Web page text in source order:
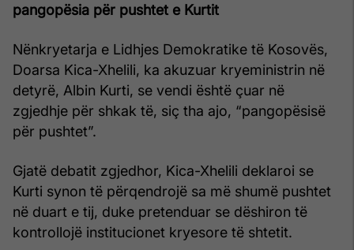
pangopësia për pushtet e Kurtit
Nënkryetarja e Lidhjes Demokratike të Kosovës,
Doarsa Kica-Xhelili, ka akuzuar kryeministrin në
detyrë, Albin Kurti, se vendi është çuar në
zgjedhje për shkak të, siç tha ajo, “pangopësisë
për pushtet”.
Gjatë debatit zgjedhor, Kica-Xhelili deklaroi se
Kurti synon të përqendrojë sa më shumë pushtet
në duart e tij, duke pretenduar se dëshiron të
kontrollojë institucionet kryesore të shtetit.